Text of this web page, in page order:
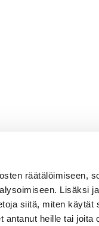
räätälöimiseen,
Lisäksi
siitä, miten käytät
heille tai